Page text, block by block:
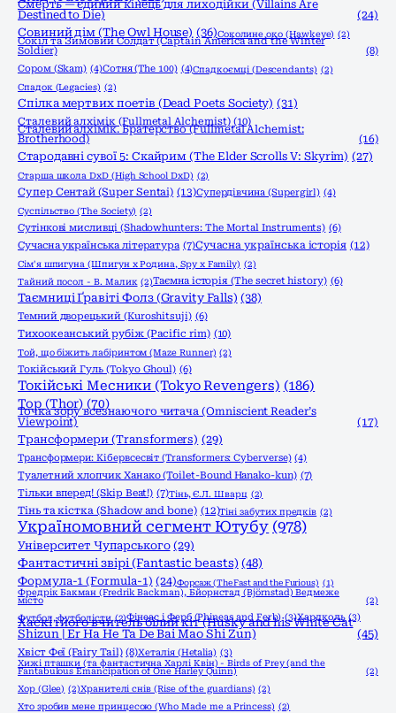
Смерть — єдиний кінець для лиходійки (Villains Are
Destined to Die)
(24)
Совиний дім (The Owl House) (36)Соколине око (Hawkeye) (2)
Сокіл та Зимовий Солдат (Captain America and the Winter
Soldier)
(8)
Сором (Skam) (4)Сотня (The 100) (4)Спадкоємці (Descendants) (2)
Спадок (Legacies) (2)
Спілка мертвих поетів (Dead Poets Society) (31)
Сталевий алхімік (Fullmetal Alchemist) (10)
Сталевий алхімік. Братерство (Fullmetal Alchemist:
Brotherhood) (16)
Стародавні сувої 5: Скайрим (The Elder Scrolls V: Skyrim) (27)
Старша школа DxD (High School DxD) (2)
Супер Сентай (Super Sentai) (13)Супердівчина (Supergirl) (4)
Суспільство (The Society) (2)
Сутінкові мисливці (Shadowhunters: The Mortal Instruments) (6)
Сучасна українська література (7)Сучасна українська історія (12)
Сім'я шпигуна (Шпигун x Родина, Spy x Family) (2)
Тайний посол - В. Малик (2)Таємна історія (The secret history) (6)
Таємниці Ґравіті Фолз (Gravity Falls) (38)
Темний дворецький (Kuroshitsuji) (6)
Тихоокеанський рубіж (Pacific rim) (10)
Той, що біжить лабіринтом (Maze Runner) (2)
Токійський Гуль (Tokyo Ghoul) (6)
Токійські Месники (Tokyo Revengers) (186)
Тор (Thor) (70)
Точка зору всезнаючого читача (Omniscient Reader’s
Viewpoint)
(17)
Трансформери (Transformers) (29)
Трансформери: Кібервсесвіт (Transformers: Cyberverse) (4)
Туалетний хлопчик Ханако (Toilet-Bound Hanako-kun) (7)
Тільки вперед! (Skip Beat!) (7)Тінь, Є.Л. Шварц (2)
Тінь та кістка (Shadow and bone) (12)Тіні забутих предків (2)
Україномовний сегмент Ютубу (978)
Університет Чупарського (29)
Фантастичні звірі (Fantastic beasts) (48)
Формула-1 (Formula-1) (24)Форсаж (The Fast and the Furious) (1)
Фредрік Бакман (Fredrik Backman), Бйорнстад (Björnstad) Ведмеже
місто
(2)
Футбол, футболісти (2)Фінеас і Ферб (Phineas and Ferb) (3)Хардколь (3)
Хаскі і його вчитель білий кіт (Husky and his White Cat
Shizun | Er Ha He Ta De Bai Mao Shi Zun)
(45)
Хвіст Феї (Fairy Tail) (8)Хеталія (Hetalia) (3)
Хижі пташки (та фантастична Харлі Квін) - Birds of Prey (and the
Fantabulous Emancipation of One Harley Quinn)
(2)
Хор (Glee) (2)Хранителі снів (Rise of the guardians) (2)
Хто зробив мене принцесою (Who Made me a Princess) (2)